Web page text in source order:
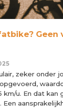
Geen
zeker onder
u. En dat kan
Een